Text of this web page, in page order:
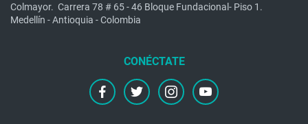
Colmayor. Carrera 78 # 65 - 46 Bloque Fundacional- Piso 1.
Medellín - Antioquia - Colombia